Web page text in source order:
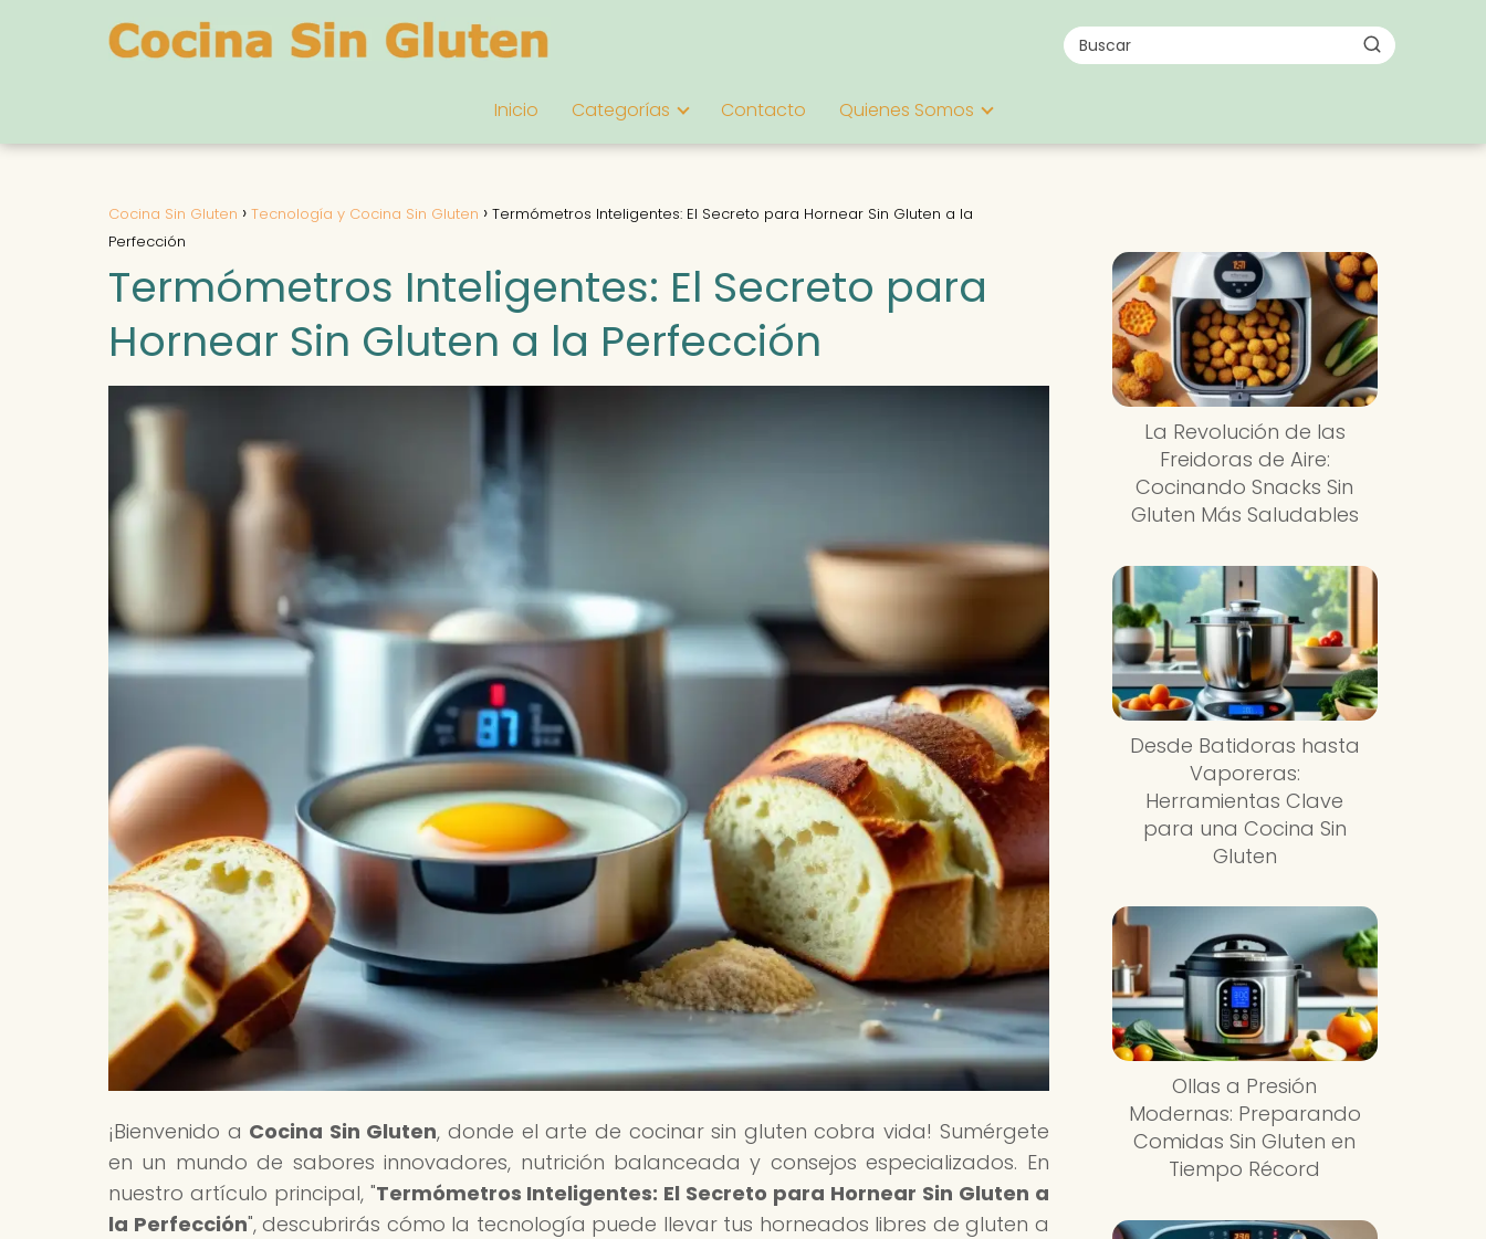
Inicio Categorías Contacto Quienes Somos
Cocina Sin Gluten Tecnología y Cocina Sin Gluten
Termómetros Inteligentes: El Secreto para Hornear Sin Gluten a la
Perfección
Termómetros Inteligentes: El Secreto para
Hornear Sin Gluten a la Perfección
¡Bienvenido a Cocina Sin Gluten, donde el arte de cocinar sin gluten cobra vida! Sumérgete
en un mundo de sabores innovadores, nutrición balanceada y consejos especializados. En
nuestro artículo principal, "Termómetros Inteligentes: El Secreto para Hornear Sin Gluten a
la Perfección", descubrirás cómo la tecnología puede llevar tus horneados libres de gluten a
La Revolución de las
Freidoras de Aire:
Cocinando Snacks Sin
Gluten Más Saludables
Desde Batidoras hasta
Vaporeras:
Herramientas Clave
para una Cocina Sin
Gluten
Ollas a Presión
Modernas: Preparando
Comidas Sin Gluten en
Tiempo Récord